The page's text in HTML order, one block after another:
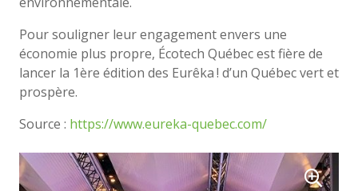
Pour souligner leur engagement envers une
économie plus propre, Écotech Québec est fière de
lancer la 1ère édition des Eurêka ! d’un Québec vert et
prospère.
Source : https://www.eureka-quebec.com/